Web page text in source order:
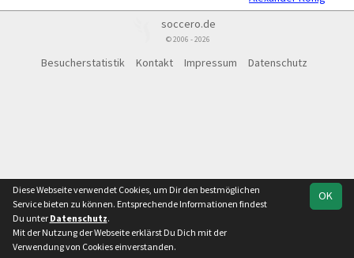
soccero.de
© 2006 - 2026
Besucherstatistik Kontakt Impressum Datenschutz
OK
Diese Webseite verwendet Cookies, um Dir den bestmöglichen
Service bieten zu können. Entsprechende Informationen findest
Du unter Datenschutz.
Mit der Nutzung der Webseite erklärst Du Dich mit der
Verwendung von Cookies einverstanden.